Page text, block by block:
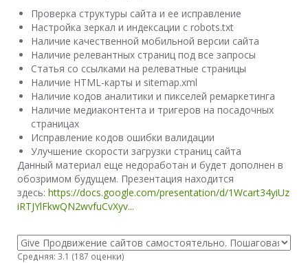
Проверка структуры сайта и ее исправление
Настройка зеркал и индексации с robots.txt
Наличие качественной мобильной версии сайта
Наличие релевантных страниц под все запросы
Статья со ссылками на релеватные страницы
Наличие HTML-карты и sitemap.xml
Наличие кодов аналитики и пикселей ремаркетинга
Наличие медиаконтента и тригеров на посадочных
страницах
Исправление кодов ошибки валидации
Улучшение скорости загрузки страниц сайта
Данный материал еще недоработан и будет дополнен в
обозримом будущем. Презентация находится
здесь: https://docs.google.com/presentation/d/1Wcart34yiUz
iRTJYlFkwQN2wvfuCvXyv...
Средняя: 3.1 (187 оценки)